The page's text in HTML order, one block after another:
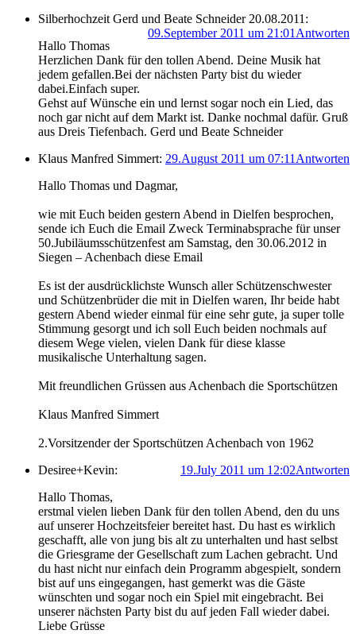
Silberhochzeit Gerd und Beate Schneider 20.08.2011:
Antworten
09.September 2011 um 21:01
Hallo Thomas
Herzlichen Dank für den tollen Abend. Deine Musik hat
jedem gefallen.Bei der nächsten Party bist du wieder
dabei.Einfach super.
Gehst auf Wünsche ein und lernst sogar noch ein Lied, das
noch gar nicht auf dem Markt ist. Danke nochmal dafür. Gruß
aus Dreis Tiefenbach. Gerd und Beate Schneider
Klaus Manfred Simmert:
Antworten
29.August 2011 um 07:11
Hallo Thomas und Dagmar,
wie mit Euch beiden gestern Abend in Dielfen besprochen,
sende ich Euch die Email Zweck Terminabsprache für unser
50.Jubiläumsschützenfest am Samstag, den 30.06.2012 in
Siegen – Achenbach diese Email
Es ist der ausdrücklichste Wunsch aller Schützenschwester
und Schützenbrüder die mit in Dielfen waren, Ihr beide habt
gestern Abend wieder einmal für eine sehr gute, ja super tolle
Stimmung gesorgt und ich soll Euch beiden nochmals auf
diesem Wege vielen, vielen Dank für diese klasse
musikalische Unterhaltung sagen.
Mit freundlichen Grüssen aus Achenbach die Sportschützen
Klaus Manfred Simmert
2.Vorsitzender der Sportschützen Achenbach von 1962
Desiree+Kevin:
Antworten
19.July 2011 um 12:02
Hallo Thomas,
erstmal vielen lieben Dank für den tollen Abend, den du uns
auf unserer Hochzeitsfeier bereitet hast. Du hast es wirklich
geschafft, alle von jung bis alt zu unterhalten und hast selbst
die Griesgrame der Gesellschaft zum Lachen gebracht. Und
du hast nicht nur einfach dein Programm abgespielt, sondern
bist auf uns eingegangen, hast gemerkt was die Gäste
wünschten und sogar noch ein Spiel mit eingebracht. Bei
unserer nächsten Party bist du auf jeden Fall wieder dabei.
Liebe Grüsse